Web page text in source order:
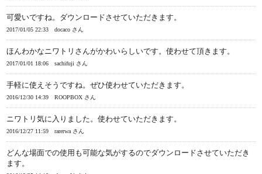
可愛いですね。ダウンロードさせていただきます。
2017/01/05 22:33 docaco さん
ほんわかなニワトリさんがかわいらしいです。使わせて頂きます。
2017/01/01 18:06 sachifuji さん
手軽に使えそうですね。ぜひ使わせていただきます。
2016/12/30 14:39 ROOPBOX さん
ニワトリ気に入りました。使わせていただきます。
2016/12/27 11:59 rarerwa さん
どんな場面での使用も可能な気がするのでダウンロードさせていただき
ます。